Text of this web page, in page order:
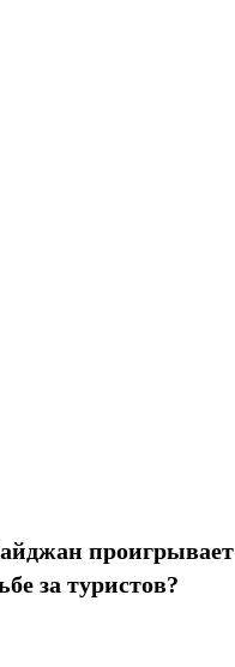
проигрывает
за туристов?